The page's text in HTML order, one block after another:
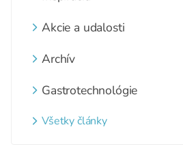
Akcie a udalosti
Archív
Gastrotechnológie
Všetky články